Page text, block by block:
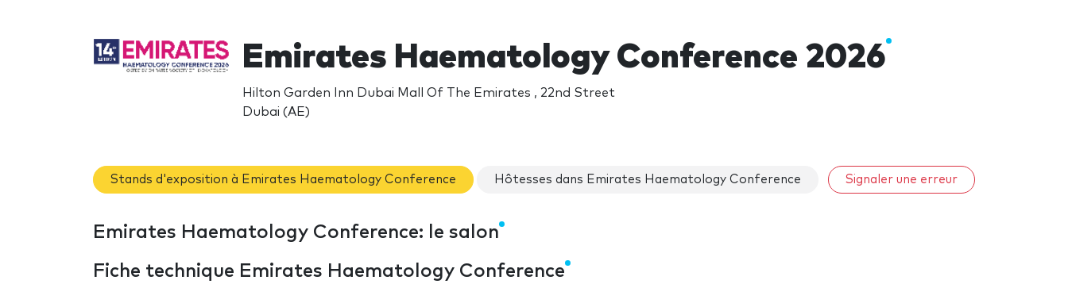
Emirates Haematology Conference 2026
Hilton Garden Inn Dubai Mall Of The Emirates , 22nd Street
Dubai (AE)
Stands d'exposition à Emirates Haematology Conference Hôtesses dans Emirates Haematology Conference Signaler une erreur
Emirates Haematology Conference: le salon
Fiche technique Emirates Haematology Conference